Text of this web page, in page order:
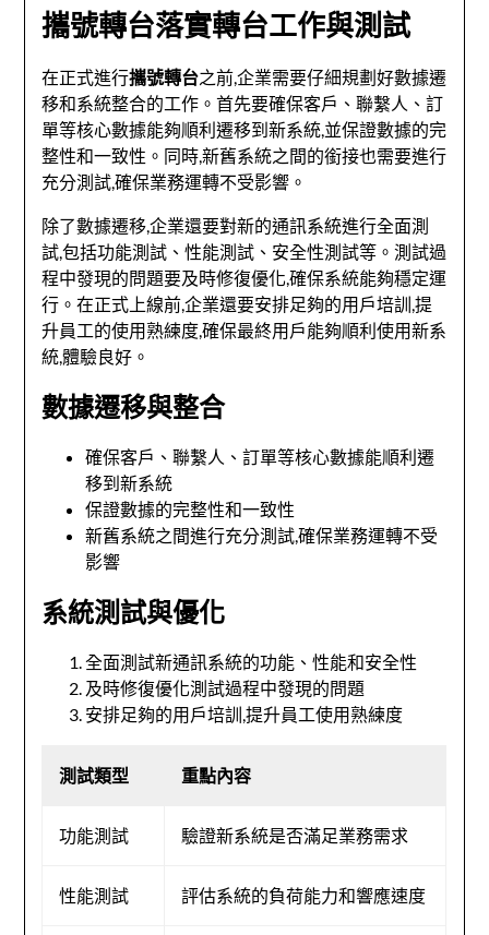
攜號轉台落實轉台工作與測試
在正式進行攜號轉台之前,企業需要仔細規劃好數據遷
移和系統整合的工作。首先要確保客戶、聯繫人、訂
單等核心數據能夠順利遷移到新系統,並保證數據的完
整性和一致性。同時,新舊系統之間的銜接也需要進行
充分測試,確保業務運轉不受影響。
除了數據遷移,企業還要對新的通訊系統進行全面測
試,包括功能測試、性能測試、安全性測試等。測試過
程中發現的問題要及時修復優化,確保系統能夠穩定運
行。在正式上線前,企業還要安排足夠的用戶培訓,提
升員工的使用熟練度,確保最終用戶能夠順利使用新系
統,體驗良好。
數據遷移與整合
確保客戶、聯繫人、訂單等核心數據能順利遷
移到新系統
保證數據的完整性和一致性
新舊系統之間進行充分測試,確保業務運轉不受
影響
系統測試與優化
全面測試新通訊系統的功能、性能和安全性
及時修復優化測試過程中發現的問題
安排足夠的用戶培訓,提升員工使用熟練度
測試類型 重點內容
功能測試 驗證新系統是否滿足業務需求
性能測試 評估系統的負荷能力和響應速度